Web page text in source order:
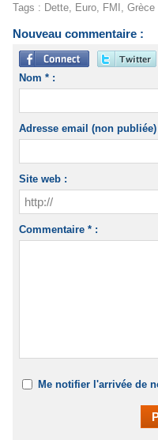
Tags : Dette Euro FMI Grèce
Nouveau commentaire :
Nom * :
Adresse email (non publiée)
Site web :
Commentaire * :
Me notifier l'arrivée de